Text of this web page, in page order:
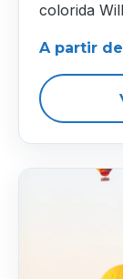
colorida
A partir